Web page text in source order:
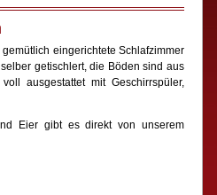
eingerichtete Schlafzimmer
getischlert, die Böden sind aus
ausgestattet mit Geschirrspüler,
Eier gibt es direkt von unserem